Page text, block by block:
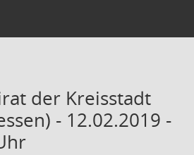
der Kreisstadt
- 12.02.2019 -